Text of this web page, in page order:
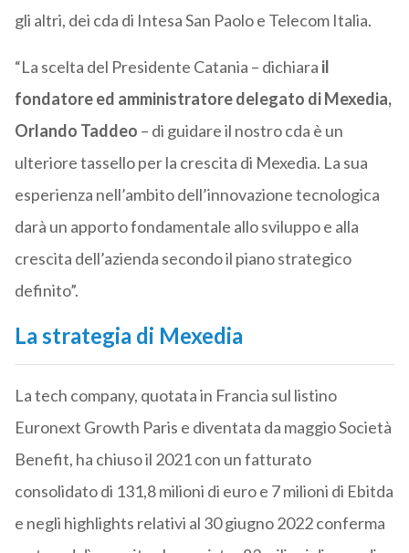
gli altri, dei cda di Intesa San Paolo e Telecom Italia.
“La scelta del Presidente Catania – dichiara il
fondatore ed amministratore delegato di Mexedia,
Orlando Taddeo – di guidare il nostro cda è un
ulteriore tassello per la crescita di Mexedia. La sua
esperienza nell’ambito dell’innovazione tecnologica
darà un apporto fondamentale allo sviluppo e alla
crescita dell’azienda secondo il piano strategico
definito”.
La strategia di Mexedia
La tech company, quotata in Francia sul listino
Euronext Growth Paris e diventata da maggio Società
Benefit, ha chiuso il 2021 con un fatturato
consolidato di 131,8 milioni di euro e 7 milioni di Ebitda
e negli highlights relativi al 30 giugno 2022 conferma